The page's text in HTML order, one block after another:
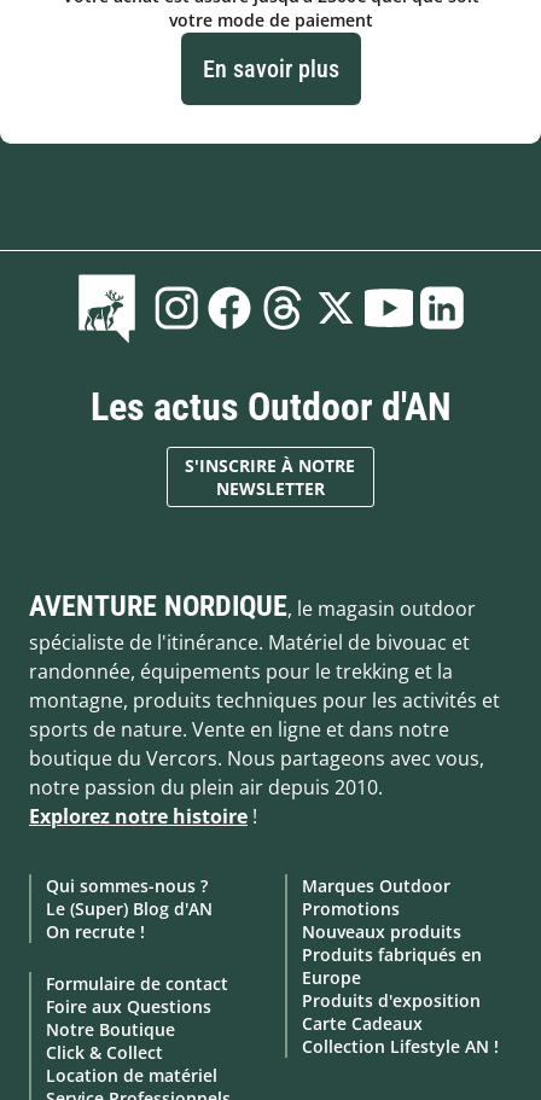
votre mode de paiement
En savoir plus
Les actus Outdoor d'AN
S'INSCRIRE À NOTRE
NEWSLETTER
AVENTURE NORDIQUE, le magasin outdoor
spécialiste de l'itinérance. Matériel de bivouac et
randonnée, équipements pour le trekking et la
montagne, produits techniques pour les activités et
sports de nature. Vente en ligne et dans notre
boutique du Vercors. Nous partageons avec vous,
notre passion du plein air depuis 2010.
Explorez notre histoire !
Qui sommes-nous ?
Le (Super) Blog d'AN
On recrute !
Formulaire de contact
Foire aux Questions
Notre Boutique
Click & Collect
Location de matériel
Marques Outdoor
Promotions
Nouveaux produits
Produits fabriqués en
Europe
Produits d'exposition
Carte Cadeaux
Collection Lifestyle AN !